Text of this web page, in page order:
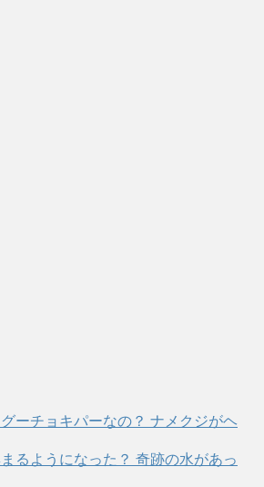
ーチョキパーなの？ ナメクジがヘ
るようになった？ 奇跡の水があっ